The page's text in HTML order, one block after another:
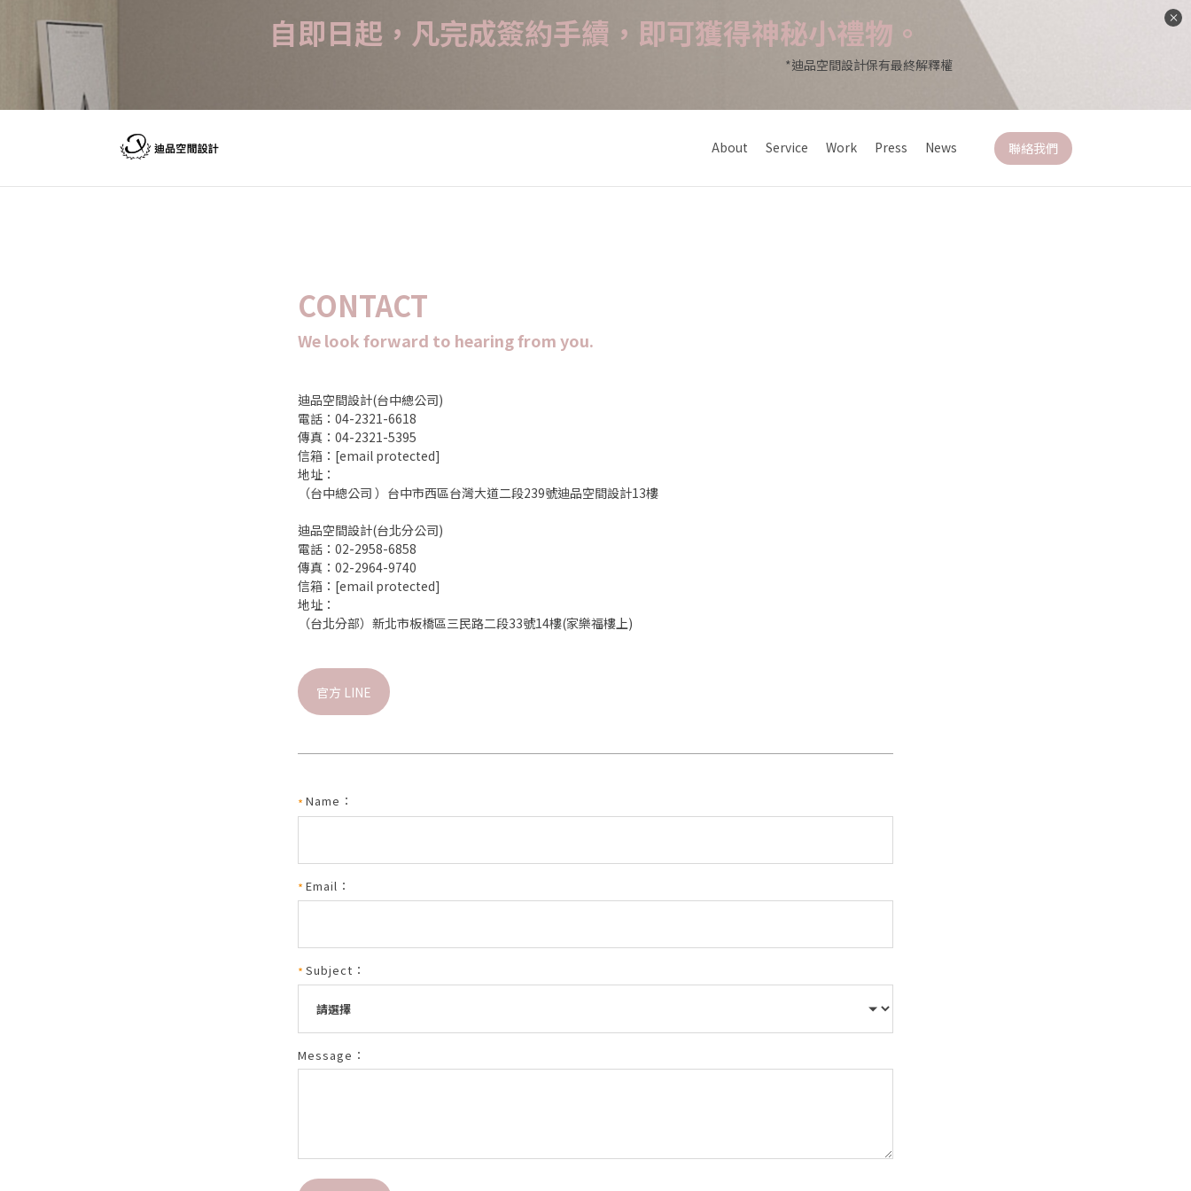
自即日起，凡完成簽約手續，即可獲得神秘小禮物。
*迪品空間設計保有最終解釋權
About Service Work Press News 聯絡我們
CONTACT
We look forward to hearing from you.
迪品空間設計(台中總公司)
電話：04-2321-6618
傳真：04-2321-5395
信箱： [email protected]
地址：
（台中總公司 ）台中市西區台灣大道二段239號迪品空間設計13樓
迪品空間設計(台北分公司)
電話：02-2958-6858
傳真：02-2964-9740
信箱： [email protected]
地址：
（台北分部）新北市板橋區三民路二段33號14樓(家樂福樓上)
官方 LINE
Name：
Email：
Subject：
Message：